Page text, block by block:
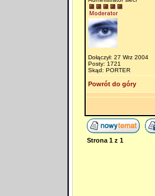
Dołączył: 27 Wrz 2004
Posty: 1721
Skąd: PORTER
Powrót do góry
Strona 1z 1